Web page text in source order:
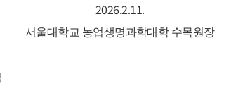
2026.2.11.
서울대학교 농업생명과학대학 수목원장